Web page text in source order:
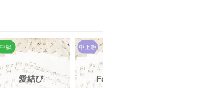
愛結び
Fantasia